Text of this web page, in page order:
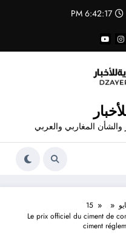
6:42:18 PM
المغاربي والعربي
15
Le prix officiel du ciment de
ciment